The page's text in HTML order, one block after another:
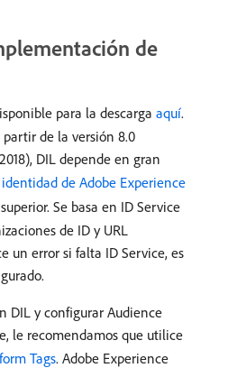
de
para la descarga aquí.
de la versión 8.0
DIL depende en gran
de Adobe Experience
Se basa en ID Service
de ID y URL
un error si falta ID Service, es
DIL y configurar Audience
le recomendamos que utilice
Tags. Adobe Experience